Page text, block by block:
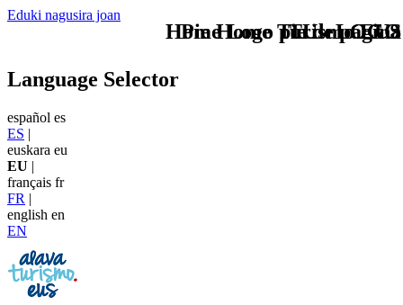
Eduki nagusira joan
TU - LOGO
Language Selector
español es
ES |
euskara eu
EU |
français fr
FR |
english en
EN
Home Logo pie de página
Pie Home Turismo EUS